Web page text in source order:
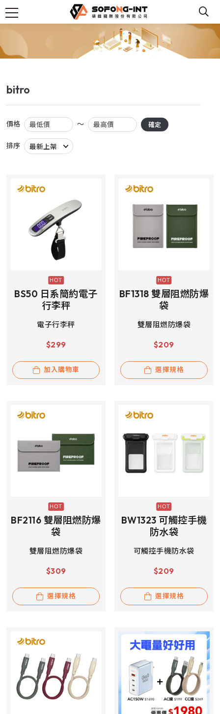
bitro
價格 ～ 確定
排序
BS50 日系簡約電子
行李秤
電子行李秤
$299
加入購物車
BF1318 雙層阻燃防爆
袋
雙層阻燃防爆袋
$209
選擇規格
BF2116 雙層阻燃防爆
袋
雙層阻燃防爆袋
$309
選擇規格
BW1323 可觸控手機
防水袋
可觸控手機防水袋
$209
選擇規格